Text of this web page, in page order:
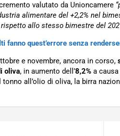
valutato da Unioncamere
alimentare del +2,2% nel
allo stesso bimestre del
fanno quest’errore senza
e novembre, ancora in corso,
oliva, in aumento dell’8,2% a
tonno all’olio di oliva, la birra